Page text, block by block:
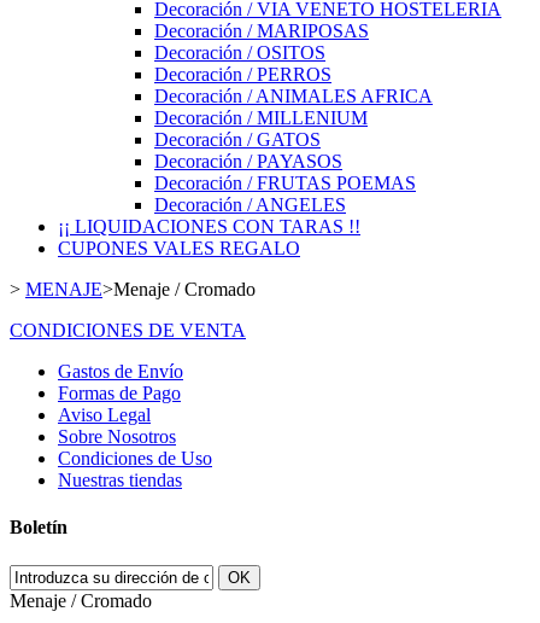
Decoración / VIA VENETO HOSTELERIA
Decoración / MARIPOSAS
Decoración / OSITOS
Decoración / PERROS
Decoración / ANIMALES AFRICA
Decoración / MILLENIUM
Decoración / GATOS
Decoración / PAYASOS
Decoración / FRUTAS POEMAS
Decoración / ANGELES
¡¡ LIQUIDACIONES CON TARAS !!
CUPONES VALES REGALO
> MENAJE>Menaje / Cromado
CONDICIONES DE VENTA
Gastos de Envío
Formas de Pago
Aviso Legal
Sobre Nosotros
Condiciones de Uso
Nuestras tiendas
Boletín
OK
Menaje / Cromado